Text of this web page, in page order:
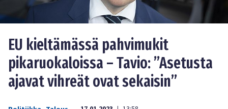
EU kieltämässä pahvimukit
pikaruokaloissa – Tavio: ”Asetusta
ajavat vihreät ovat sekaisin”